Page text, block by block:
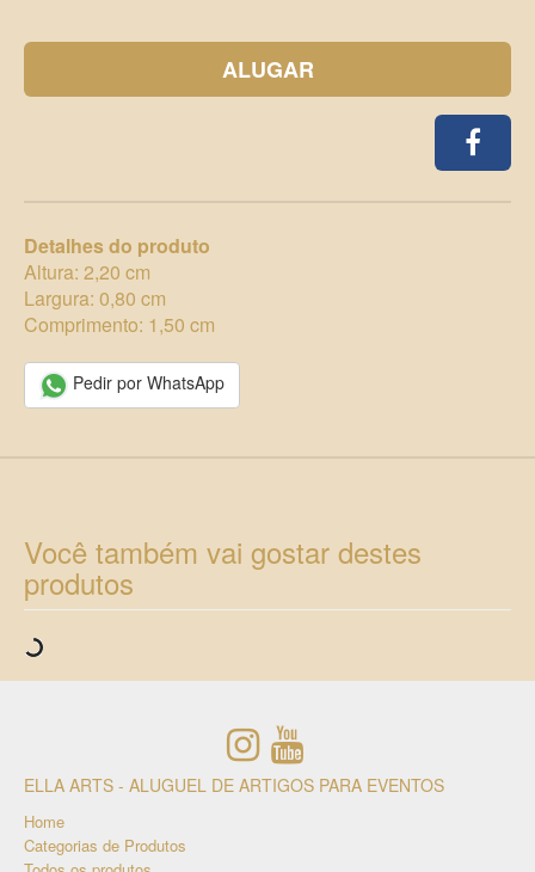
ALUGAR
Detalhes do produto
Altura: 2,20 cm
Largura: 0,80 cm
Comprimento: 1,50 cm
Pedir por WhatsApp
Você também vai gostar destes
produtos
ELLA ARTS - ALUGUEL DE ARTIGOS PARA EVENTOS
Home
Categorias de Produtos